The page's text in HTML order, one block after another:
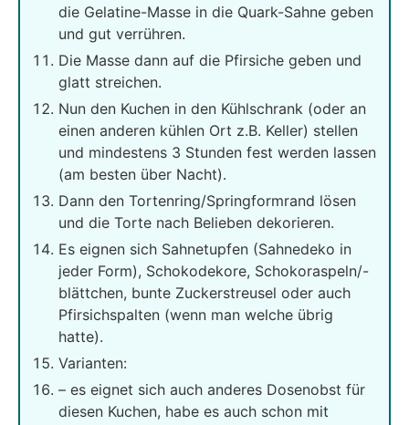
die Gelatine-Masse in die Quark-Sahne geben
und gut verrühren.
Die Masse dann auf die Pfirsiche geben und
glatt streichen.
Nun den Kuchen in den Kühlschrank (oder an
einen anderen kühlen Ort z.B. Keller) stellen
und mindestens 3 Stunden fest werden lassen
(am besten über Nacht).
Dann den Tortenring/Springformrand lösen
und die Torte nach Belieben dekorieren.
Es eignen sich Sahnetupfen (Sahnedeko in
jeder Form), Schokodekore, Schokoraspeln/-
blättchen, bunte Zuckerstreusel oder auch
Pfirsichspalten (wenn man welche übrig
hatte).
Varianten:
– es eignet sich auch anderes Dosenobst für
diesen Kuchen, habe es auch schon mit